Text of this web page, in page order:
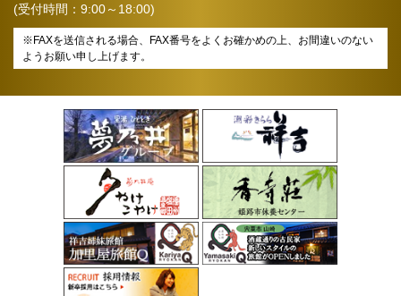
(受付時間：9:00～18:00)
※FAXを送信される場合、FAX番号をよくお確かめの上、お間違いのない
ようお願い申し上げます。